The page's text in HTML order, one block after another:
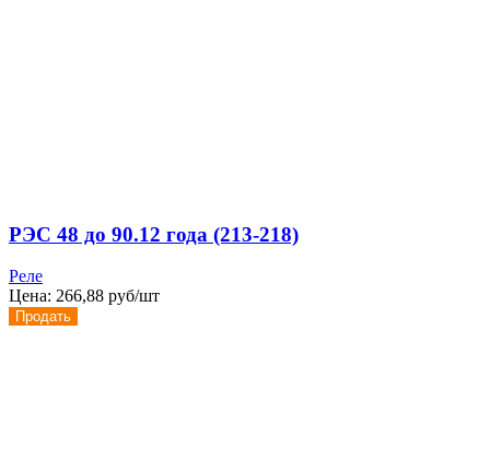
РЭС 48 до 90.12 года (213-218)
Реле
Цена: 266,88 руб/шт
Продать